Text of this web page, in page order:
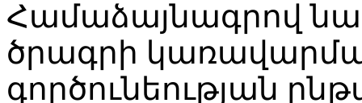
Համաձայնագրով
ծրագրի
գործունեության